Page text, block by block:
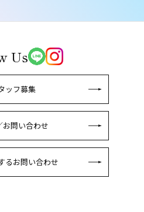
Us
ッフ募集
お問い合わせ
るお問い合わせ